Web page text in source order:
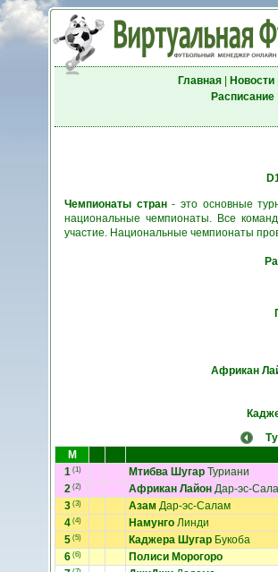
Главная| Новости|
Расписание|
Чемпионаты стран- это основные
национальные чемпионаты. Все
участие. Национальные чемпионаты
Африкан
М
1 (1) Мтибва Шугар Туриани
2 (2) Африкан Лайон Дар-эс-
3 (3) Азам Дар-эс-Салам
4 (4) Намунго Линди
5 (5) Каджера Шугар Букоба
6 (6) Полиси Морогоро